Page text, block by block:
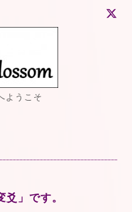
ようこそ
」です。